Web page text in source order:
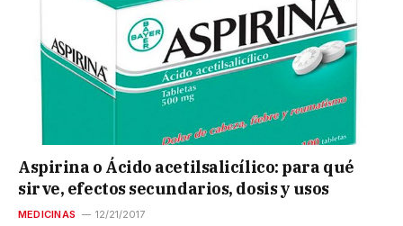
Aspirina o Ácido acetilsalicílico: para qué
sirve, efectos secundarios, dosis y usos
MEDICINAS 12/21/2017